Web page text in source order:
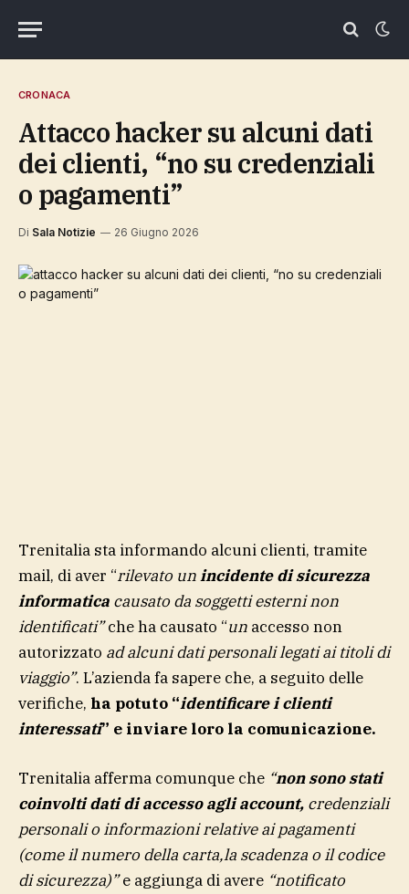
CRONACA
attacco hacker su alcuni dati
dei clienti, “no su credenziali
o pagamenti”
Di Sala Notizie 26 Giugno 2026
Trenitalia sta informando alcuni clienti, tramite
mail, di aver “rilevato unincidente di sicurezza
informatica causato da soggetti esterni non
identificati”che ha causato “un accesso non
autorizzato ad alcuni dati personali legati ai titoli di
viaggio”. L’azienda fa sapere che, a seguito delle
verifiche, ha potuto “identificare i clienti
interessati” e inviare loro la comunicazione.
Trenitalia afferma comunque che “non sono stati
coinvolti dati di accesso agli account, credenziali
personali o informazioni relative ai pagamenti
(come il numero della carta,la scadenza o il codice
di sicurezza)”e aggiunga di avere “notificato